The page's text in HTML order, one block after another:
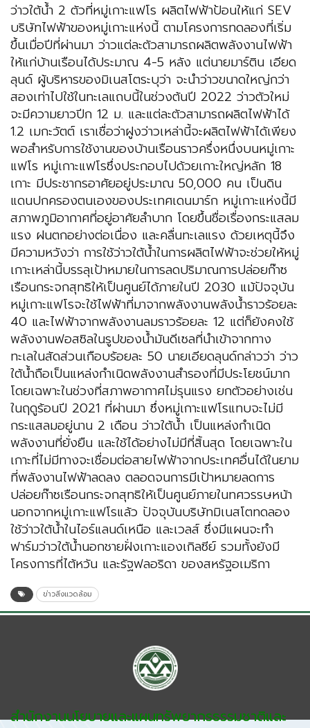
ว่าวใต้น้ำ 2 ตัวที่หมู่เกาะแฟโร ผลิตไฟฟ้าป้อนให้แก่ SEV
บริษัทไฟฟ้าของหมู่เกาะแห่งนี้ ตามโครงการทดลองที่เริ่ม
ขึ้นเมื่อปีที่ผ่านมา ว่าวแต่ละตัวสามารถผลิตพลังงานไฟฟ้า
ให้แก่บ้านเรือนได้ประมาณ 4-5 หลัง แต่นายมาร์ติน เอียด
ลุนด์ ผู้บริหารของมิเนสโตระบุว่า จะนำว่าวขนาดใหญ่กว่า
สองเท่าไปใช้ในทะเลแถบนี้ในช่วงต้นปี 2022 ว่าวตัวใหม่
จะมีความยาวปีก 12 ม. และแต่ละตัวสามารถผลิตไฟฟ้าได้
1.2 เมกะวัตต์ เราเชื่อว่าฝูงว่าวเหล่านี้จะผลิตไฟฟ้าได้เพียง
พอสำหรับการใช้งานของบ้านเรือนราวครึ่งหนึ่งบนหมู่เกาะ
แฟโร หมู่เกาะแฟโรซึ่งประกอบไปด้วยเกาะใหญ่หลัก 18
เกาะ มีประชากรอาศัยอยู่ประมาณ 50,000 คน เป็นดิน
แดนปกครองตนเองของประเทศเดนมาร์ก หมู่เกาะแห่งนี้มี
สภาพภูมิอากาศที่อยู่อาศัยลำบาก โดยขึ้นชื่อเรื่องกระแสลม
แรง ฝนตกอย่างต่อเนื่อง และคลื่นทะเลแรง ด้วยเหตุนี้จึง
มีความหวังว่า การใช้ว่าวใต้น้ำในการผลิตไฟฟ้าจะช่วยให้หมู่
เกาะเหล่านี้บรรลุเป้าหมายในการลดปริมาณการปล่อยก๊าซ
เรือนกระจกสุทธิให้เป็นศูนย์ได้ภายในปี 2030 แม้ปัจจุบัน
หมู่เกาะแฟโรจะใช้ไฟฟ้าที่มาจากพลังงานพลังน้ำราวร้อยละ
40 และไฟฟ้าจากพลังงานลมราวร้อยละ 12 แต่ก็ยังคงใช้
พลังงานฟอสซิลในรูปของน้ำมันดีเซลที่นำเข้าจากทาง
ทะเลในสัดส่วนเกือบร้อยละ 50 นายเอียดลุนด์กล่าวว่า ว่าว
ใต้น้ำถือเป็นแหล่งกำเนิดพลังงานสำรองที่มีประโยชน์มาก
โดยเฉพาะในช่วงที่สภาพอากาศไม่รุนแรง ยกตัวอย่างเช่น
ในฤดูร้อนปี 2021 ที่ผ่านมา ซึ่งหมู่เกาะแฟโรแทบจะไม่มี
กระแสลมอยู่นาน 2 เดือน ว่าวใต้น้ำ เป็นแหล่งกำเนิด
พลังงานที่ยั่งยืน และใช้ได้อย่างไม่มีที่สิ้นสุด โดยเฉพาะใน
เกาะที่ไม่มีทางจะเชื่อมต่อสายไฟฟ้าจากประเทศอื่นได้ในยาม
ที่พลังงานไฟฟ้าลดลง ตลอดจนการมีเป้าหมายลดการ
ปล่อยก๊าซเรือนกระจกสุทธิให้เป็นศูนย์ภายในทศวรรษหน้า
นอกจากหมู่เกาะแฟโรแล้ว ปัจจุบันบริษัทมิเนสโตทดลอง
ใช้ว่าวใต้น้ำในไอร์แลนด์เหนือ และเวลส์ ซึ่งมีแผนจะทำ
ฟาร์มว่าวใต้น้ำนอกชายฝั่งเกาะแองเกิลซีย์ รวมทั้งยังมี
โครงการที่ไต้หวัน และรัฐฟลอริดา ของสหรัฐอเมริกา
ข่าวสิ่งแวดล้อม
สำนักงานนโยบายและแผนทรัพยากรธรรมชาติและ